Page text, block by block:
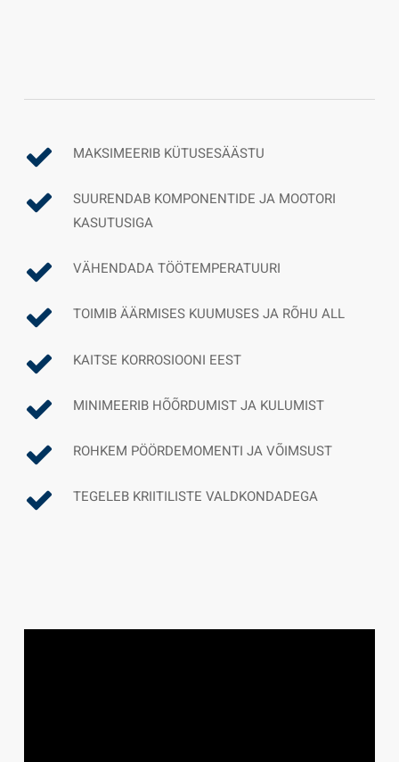
MAKSIMEERIB KÜTUSESÄÄSTU
SUURENDAB KOMPONENTIDE JA MOOTORI
KASUTUSIGA
VÄHENDADA TÖÖTEMPERATUURI
TOIMIB ÄÄRMISES KUUMUSES JA RÕHU ALL
KAITSE KORROSIOONI EEST
MINIMEERIB HÕÕRDUMIST JA KULUMIST
ROHKEM PÖÖRDEMOMENTI JA VÕIMSUST
TEGELEB KRIITILISTE VALDKONDADEGA